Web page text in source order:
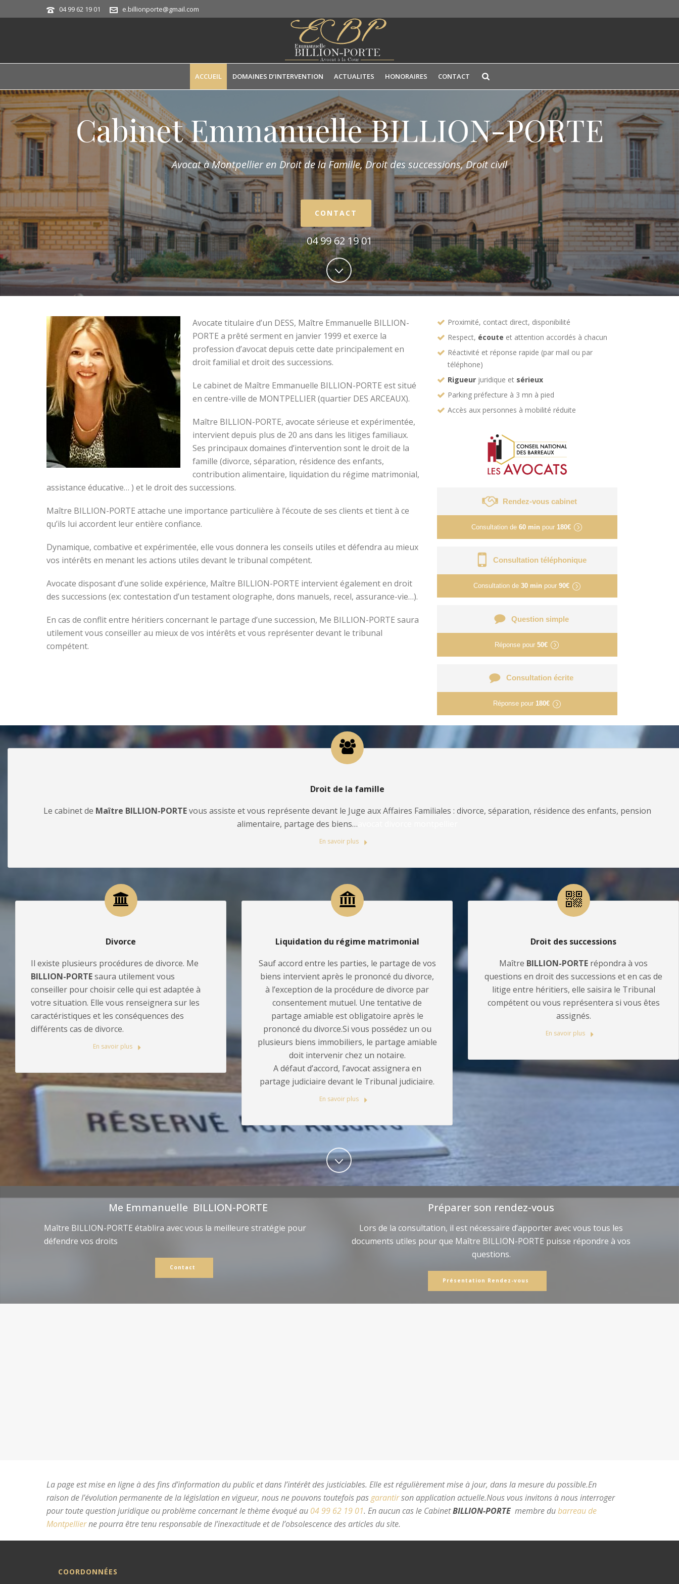
04 99 62 19 01 e.billionporte@gmail.com
ACCUEIL DOMAINES D’INTERVENTION ACTUALITES HONORAIRES CONTACT
Cabinet Emmanuelle BILLION-PORTE
Avocat à Montpellier en Droit de la Famille,Droit des successions, Droit civil
CONTACT
04 99 62 19 01
Avocate titulaire d’un DESS, Maître Emmanuelle BILLION-
PORTE a prêté serment en janvier 1999 et exerce la
profession d’avocat depuis cette date principalement en
droit familial et droit des successions.
Le cabinet de Maître Emmanuelle BILLION-PORTE est situé
en centre-ville de MONTPELLIER (quartier DES ARCEAUX).
Maître BILLION-PORTE, avocate sérieuse et expérimentée,
intervient depuis plus de 20 ans dans les litiges familiaux.
Ses principaux domaines d’intervention sont le droit de la
famille (divorce, séparation, résidence des enfants,
contribution alimentaire, liquidation du régime matrimonial,
assistance éducative… ) et le droit des successions.
Maître BILLION-PORTE attache une importance particulière à l’écoute de ses clients et tient à ce
qu’ils lui accordent leur entière confiance.
Dynamique, combative et expérimentée, elle vous donnera les conseils utiles et défendra au mieux
vos intérêts en menant les actions utiles devant le tribunal compétent.
Avocate disposant d’une solide expérience, Maître BILLION-PORTE intervient également en droit
des successions (ex: contestation d’un testament olographe, dons manuels, recel, assurance-vie…).
En cas de conflit entre héritiers concernant le partage d’une succession, Me BILLION-PORTE saura
utilement vous conseiller au mieux de vos intérêts et vous représenter devant le tribunal
compétent.
Proximité, contact direct, disponibilité
Respect, écoute et attention accordés à chacun
Réactivité et réponse rapide (par mail ou par
téléphone)
Rigueur juridique et sérieux
Parking préfecture à 3 mn à pied
Accès aux personnes à mobilité réduite
Rendez-vous cabinet
Consultation de60 min pour 180€
Consultation téléphonique
Consultation de 30 min pour 90€
Question simple
Réponse pour50€
Consultation écrite
Réponse pour 180€
Droit de la famille
Le cabinet de Maître BILLION-PORTEvous assiste et vous représente devant le Juge aux Affaires Familiales : divorce, séparation, résidence des enfants, pension
alimentaire, partage des biens…
En savoir plus
Divorce
Il existe plusieurs procédures de divorce. Me
BILLION-PORTEsaura utilement vous
conseiller pour choisir celle qui est adaptée à
votre situation. Elle vous renseignera sur les
caractéristiques et les conséquences des
différents cas de divorce.
En savoir plus
Liquidation du régime matrimonial
Sauf accord entre les parties, le partage de vos
biens intervient après le prononcé du divorce,
à l’exception de la procédure de divorce par
consentement mutuel. Une tentative de
partage amiable est obligatoire après le
prononcé du divorce.Si vous possédez un ou
plusieurs biens immobiliers, le partage amiable
doit intervenir chez un notaire.
A défaut d’accord, l’avocat assignera en
partage judiciaire devant le Tribunal judiciaire.
En savoir plus
Droit des successions
Maître BILLION-PORTE répondra à vos
questions en droit des successions et en cas de
litige entre héritiers, elle saisira le Tribunal
compétent ou vous représentera si vous êtes
assignés.
En savoir plus
Me Emmanuelle BILLION-PORTE
Maître BILLION-PORTE établira avec vous la meilleure stratégie pour
défendre vos droits
Contact
Préparer son rendez-vous
Lors de la consultation, il est nécessaire d’apporter avec vous tous les
documents utiles pour que Maître BILLION-PORTE puisse répondre à vos
questions.
Présentation Rendez-vous
La page est mise en ligne à des fins d’information du public et dans l’intérêt des justiciables. Elle est régulièrement mise à jour, dans la mesure du possible.En
raison de l’évolution permanente de la législation en vigueur, nous ne pouvons toutefois pasgarantirson application actuelle.Nous vous invitons à nous interroger
pour toute question juridique ou problème concernant le thème évoqué au 04 99 62 19 01. En aucun cas le CabinetBILLION-PORTE membre dubarreau de
Montpellierne pourra être tenu responsable de l’inexactitude et de l’obsolescence des articles du site.
COORDONNÉES